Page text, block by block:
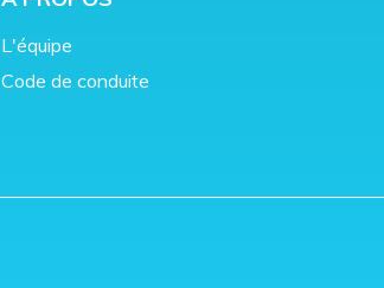
L'équipe
Code de conduite